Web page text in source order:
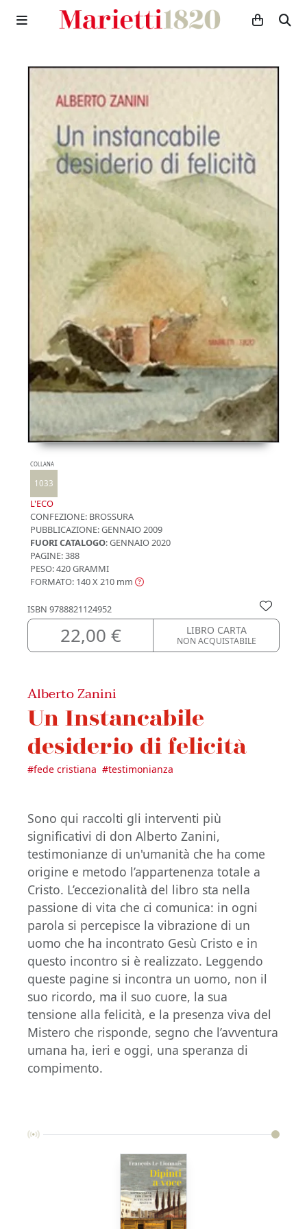
COLLANA
1033
L'ECO
CONFEZIONE: BROSSURA
PUBBLICAZIONE:GENNAIO 2009
FUORI CATALOGO: GENNAIO 2020
PAGINE: 388
PESO: 420 GRAMMI
FORMATO: 140 X 210 mm
ISBN 9788821124952
22,00 € LIBRO CARTA
NON ACQUISTABILE
Alberto Zanini
Un Instancabile
desiderio di felicità
#fede cristiana #testimonianza
Sono qui raccolti gli interventi più
significativi di don Alberto Zanini,
testimonianze di un'umanità che ha come
origine e metodo l’appartenenza totale a
Cristo. L’eccezionalità del libro sta nella
passione di vita che ci comunica: in ogni
parola si percepisce la vibrazione di un
uomo che ha incontrato Gesù Cristo e in
questo incontro si è realizzato. Leggendo
queste pagine si incontra un uomo, non il
suo ricordo, ma il suo cuore, la sua
tensione alla felicità, e la presenza viva del
Mistero che risponde, segno che l’avventura
umana ha, ieri e oggi, una speranza di
compimento.